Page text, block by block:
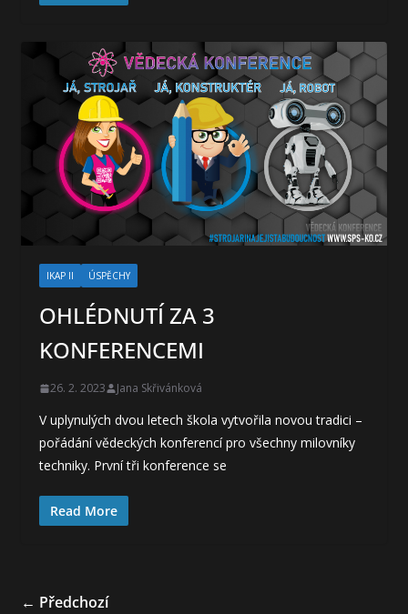
IKAP II ÚSPĚCHY
OHLÉDNUTÍ ZA 3
KONFERENCEMI
26. 2. 2023 Jana Skřivánková
V uplynulých dvou letech škola vytvořila novou tradici –
pořádání vědeckých konferencí pro všechny milovníky
techniky. První tři konference se
Read More
← Předchozí